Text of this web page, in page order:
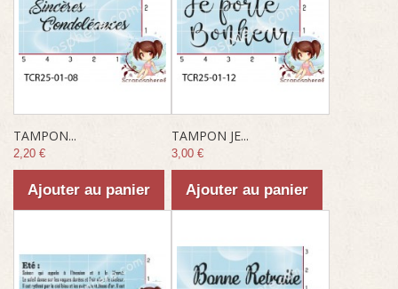
TAMPON...
2,20 €
Ajouter au panier
TAMPON JE...
3,00 €
Ajouter au panier